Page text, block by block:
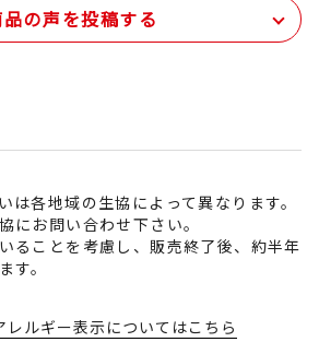
の声を投稿する
は各地域の生協によって異なります。
にお問い合わせ下さい。
ることを考慮し、販売終了後、約半年
す。
ルギー表示についてはこちら